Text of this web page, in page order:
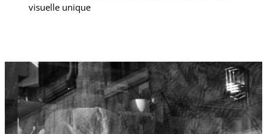
visuelle unique